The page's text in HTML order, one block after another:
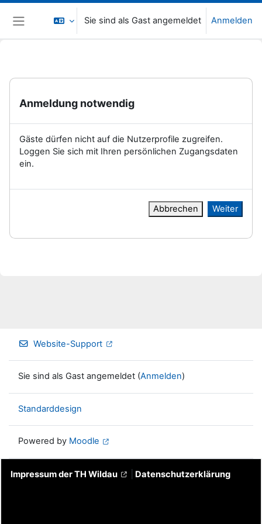
Zum Hauptinhalt
Website-Übersicht
Sie sind als Gast angemeldet Anmelden
Anmeldung notwendig
Gäste dürfen nicht auf die Nutzerprofile zugreifen.
Loggen Sie sich mit Ihren persönlichen Zugangsdaten
ein.
Abbrechen Weiter
Website-Support
Sie sind als Gast angemeldet (Anmelden)
Standarddesign
Powered by Moodle
Impressum der TH Wildau Datenschutzerklärung